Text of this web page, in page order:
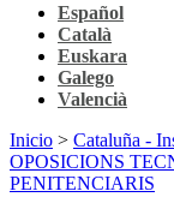
Español
Català
Euskara
Galego
Valencià
Inicio > Cataluña -
OPOSICIONS
PENITENCIARIS